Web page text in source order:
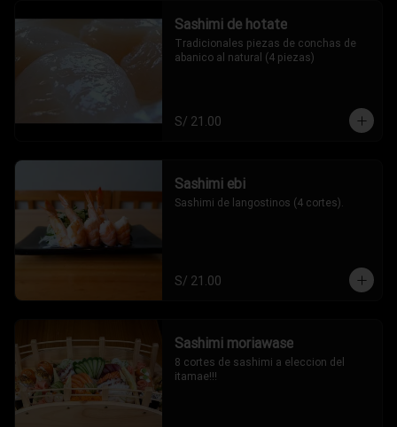
Sashimi de hotate
Tradicionales piezas de conchas de
abanico al natural (4 piezas)
S/ 21.00
Sashimi ebi
Sashimi de langostinos (4 cortes).
S/ 21.00
Sashimi moriawase
8 cortes de sashimi a eleccion del
itamae!!!